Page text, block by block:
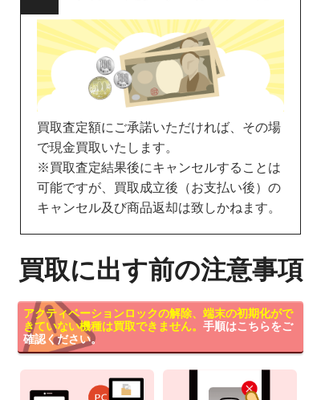
買取査定額にご承諾いただければ、その場
で現金買取いたします。
※買取査定結果後にキャンセルすることは
可能ですが、買取成立後（お支払い後）の
キャンセル及び商品返却は致しかねます。
買取に出す前の注意事項
アクティベーションロックの解除、端末の初期化がで
きていない機種は買取できません。 手順はこちらをご
確認ください。